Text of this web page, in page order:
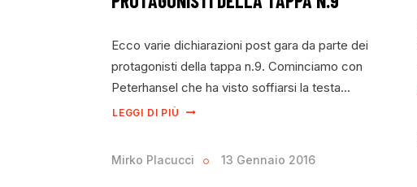
Ecco varie dichiarazioni post gara da parte dei
protagonisti della tappa n.9. Cominciamo con
Peterhansel che ha visto soffiarsi la testa…
LEGGI DI PIÙ
Mirko Placucci 13 Gennaio 2016